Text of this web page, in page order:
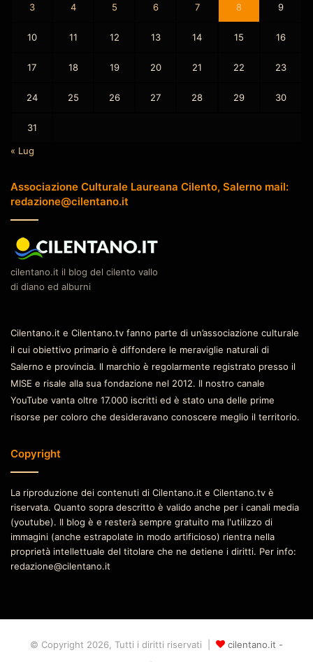
3 4 5 6 7 8 9
10 11 12 13 14 15 16
17 18 19 20 21 22 23
24 25 26 27 28 29 30
31
« Lug
Associazione Culturale Laureana Cilento, Salerno mail:
redazione@cilentano.it
cilentano.it il blog del cilento vallo
di diano ed alburni
Cilentano.it e Cilentano.tv fanno parte di un’associazione culturale
il cui obiettivo primario è diffondere le meraviglie naturali di
Salerno e provincia. Il marchio è regolarmente registrato presso il
MISE e risale alla sua fondazione nel 2012. Il nostro canale
YouTube vanta oltre 17.000 iscritti ed è stato una delle prime
risorse per coloro che desideravano conoscere meglio il territorio.
Copyright
La riproduzione dei contenuti di Cilentano.it e Cilentano.tv è
riservata. Quanto sopra descritto è valido anche per i canali media
(youtube). Il blog è e resterà sempre gratuito ma l'utilizzo di
immagini (anche estrapolate in modo artificioso) rientra nella
proprietà intellettuale del titolare che ne detiene i diritti. Per info:
redazione@cilentano.it
© Copyright 2026, Tutti i diritti riservati |
cilentano.it -